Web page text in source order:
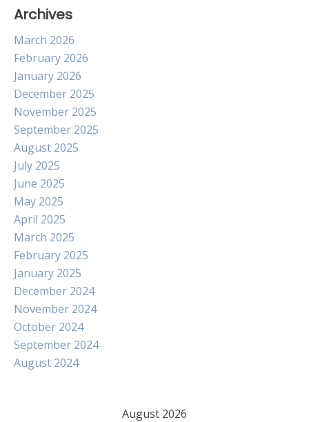
Archives
March 2026
February 2026
January 2026
December 2025
November 2025
September 2025
August 2025
July 2025
June 2025
May 2025
April 2025
March 2025
February 2025
January 2025
December 2024
November 2024
October 2024
September 2024
August 2024
August 2026